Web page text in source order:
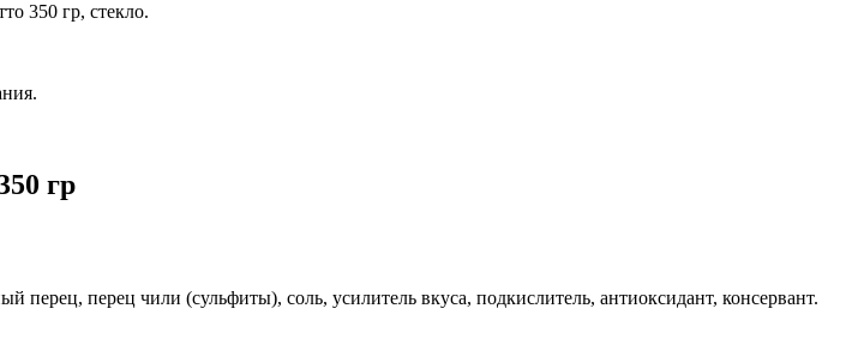
350 гр, стекло.
гр
перец чили (сульфиты), соль, усилитель вкуса, подкислитель, антиоксидант, консервант.